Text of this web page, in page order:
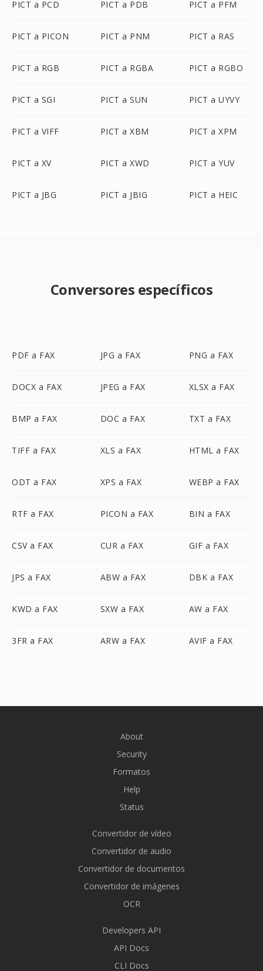
PICT a PCD PICT a PDB PICT a PFM
PICT a PICON PICT a PNM PICT a RAS
PICT a RGB PICT a RGBA PICT a RGBO
PICT a SGI PICT a SUN PICT a UYVY
PICT a VIFF PICT a XBM PICT a XPM
PICT a XV PICT a XWD PICT a YUV
PICT a JBG PICT a JBIG PICT a HEIC
Conversores específicos
PDF a FAX JPG a FAX PNG a FAX
DOCX a FAX JPEG a FAX XLSX a FAX
BMP a FAX DOC a FAX TXT a FAX
TIFF a FAX XLS a FAX HTML a FAX
ODT a FAX XPS a FAX WEBP a FAX
RTF a FAX PICON a FAX BIN a FAX
CSV a FAX CUR a FAX GIF a FAX
JPS a FAX ABW a FAX DBK a FAX
KWD a FAX SXW a FAX AW a FAX
3FR a FAX ARW a FAX AVIF a FAX
About
Security
Formatos
Help
Status
Convertidor de vídeo
Convertidor de audio
Convertidor de documentos
Convertidor de imágenes
OCR
Developers API
API Docs
CLI Docs